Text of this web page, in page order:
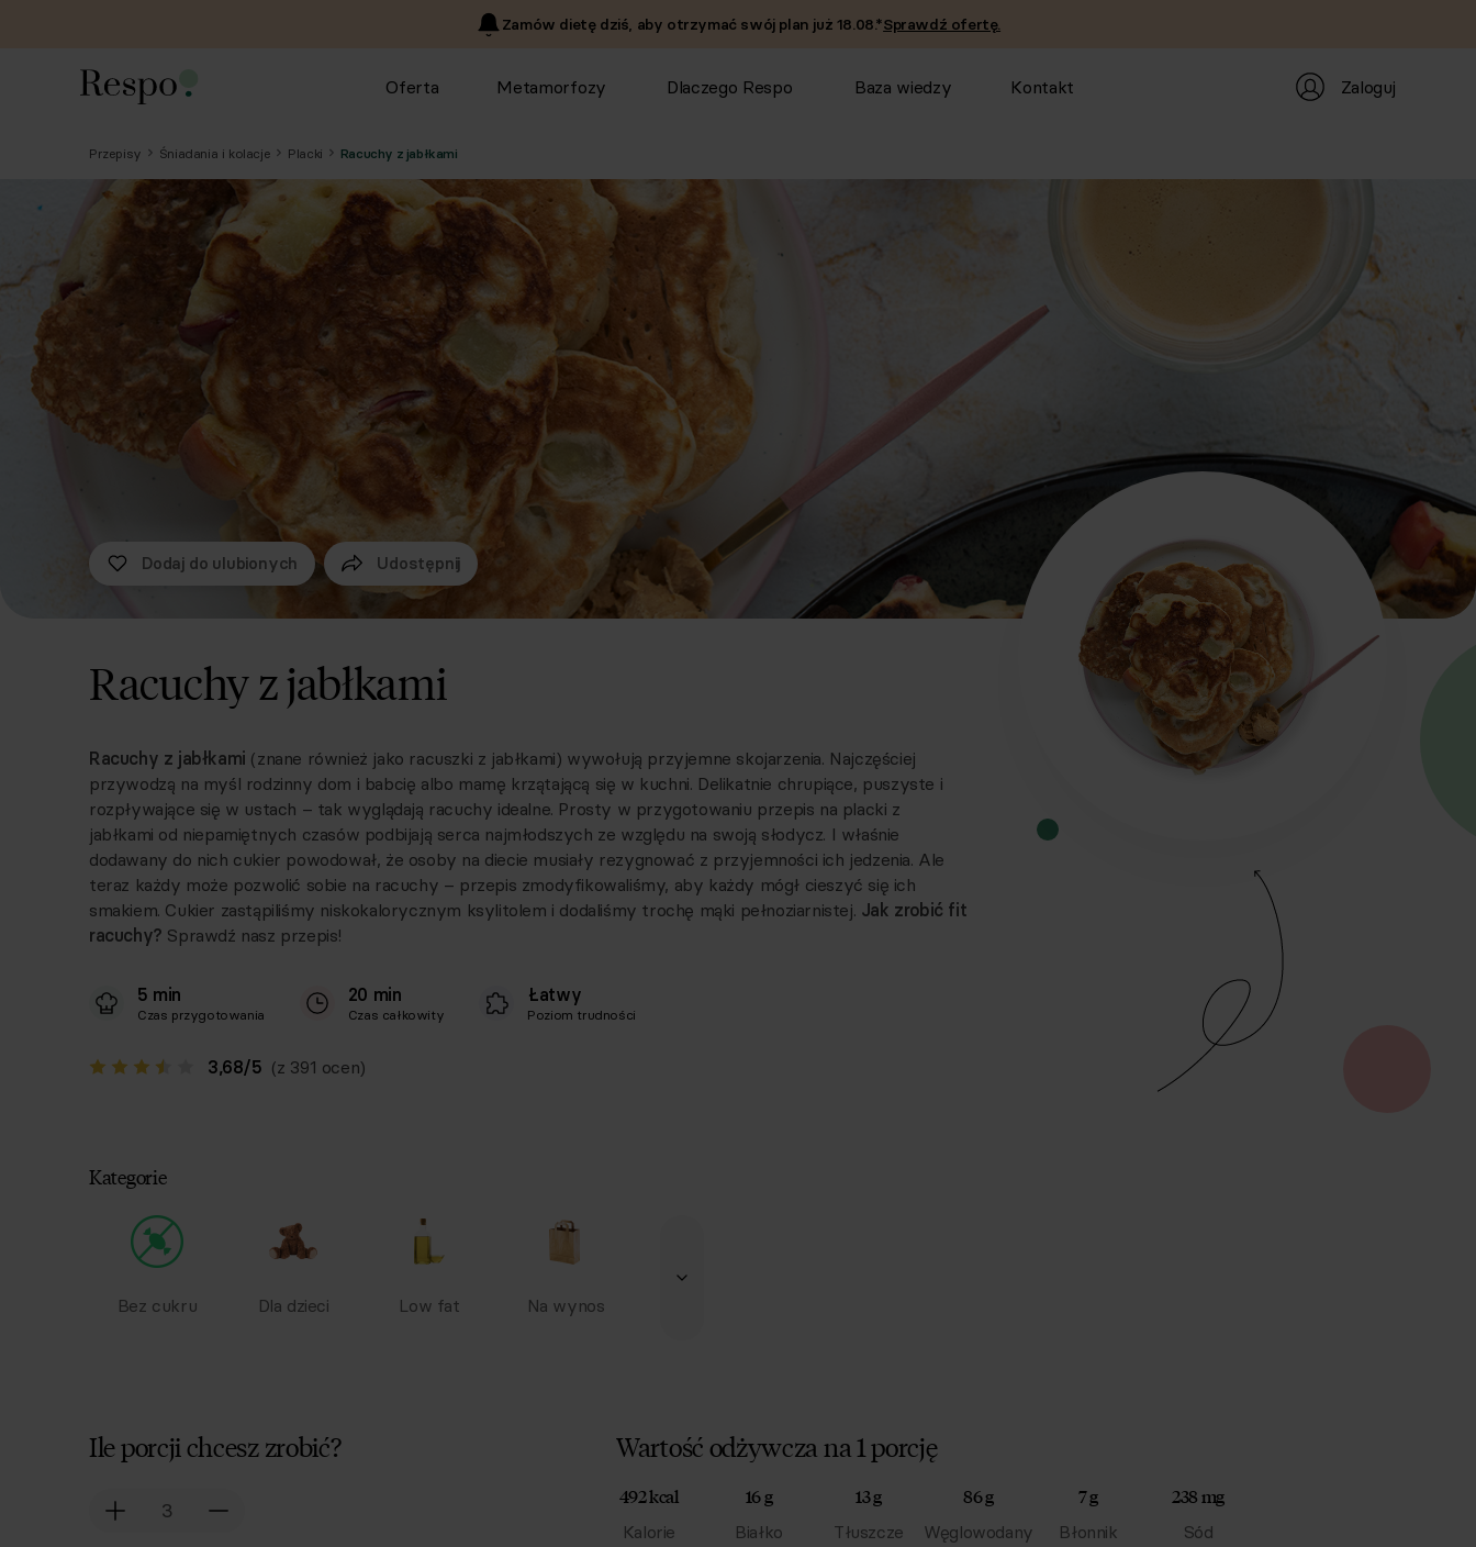
Zamów dietę dziś, aby otrzymać swój plan już 18.08.*Sprawdź ofertę.
Oferta Metamorfozy Dlaczego Respo Baza wiedzy Kontakt Zaloguj
Przepisy Śniadania i kolacje Placki Racuchy z jabłkami
Dodaj do ulubionych Udostępnij
Racuchy z jabłkami
Racuchy z jabłkami (znane również jako racuszki z jabłkami) wywołują przyjemne skojarzenia. Najczęściej
przywodzą na myśl rodzinny dom i babcię albo mamę krzątającą się w kuchni. Delikatnie chrupiące, puszyste i
rozpływające się w ustach – tak wyglądają racuchy idealne. Prosty w przygotowaniu przepis na placki z
jabłkami od niepamiętnych czasów podbijają serca najmłodszych ze względu na swoją słodycz. I właśnie
dodawany do nich cukier powodował, że osoby na diecie musiały rezygnować z przyjemności ich jedzenia. Ale
teraz każdy może pozwolić sobie na racuchy – przepis zmodyfikowaliśmy, aby każdy mógł cieszyć się ich
smakiem. Cukier zastąpiliśmy niskokalorycznym ksylitolem i dodaliśmy trochę mąki pełnoziarnistej. Jak zrobić fit
racuchy? Sprawdź nasz przepis!
5 min
Czas przygotowania
20 min
Czas całkowity
Łatwy
Poziom trudności
3,68/5 (z 391 ocen)
Kategorie
Bez cukru Dla dzieci Low fat Na wynos
Ile porcji chcesz zrobić? Wartość odżywcza na 1 porcję
492 kcal
Kalorie
16 g
Białko
13 g
Tłuszcze
86 g
Węglowodany
7 g
Błonnik
238 mg
Sód